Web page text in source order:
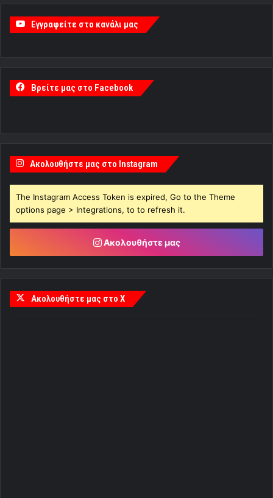
Εγγραφείτε στο κανάλι μας
Βρείτε μας στο Facebook
Ακολουθήστε μας στο Instagram
The Instagram Access Token is expired, Go to the Theme
options page > Integrations, to to refresh it.
Ακολουθήστε μας
Ακολουθήστε μας στο X